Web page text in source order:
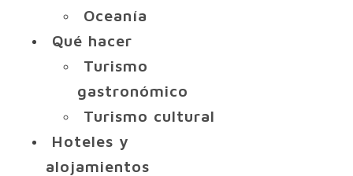
Oceanía
Qué hacer
Turismo
gastronómico
Turismo cultural
Hoteles y
alojamientos